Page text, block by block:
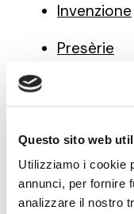
Questo sito web
Utilizziamo i cookie
annunci, per fornire
analizzare il nostro
Invenzione
Presèrie
Note di
pratica